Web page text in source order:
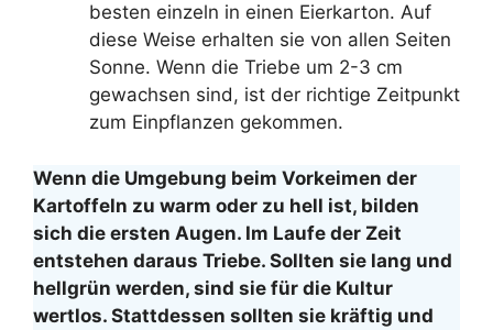
besten einzeln in einen Eierkarton. Auf
diese Weise erhalten sie von allen Seiten
Sonne. Wenn die Triebe um 2-3 cm
gewachsen sind, ist der richtige Zeitpunkt
zum Einpflanzen gekommen.
Wenn die Umgebung beim Vorkeimen der
Kartoffeln zu warm oder zu hell ist, bilden
sich die ersten Augen. Im Laufe der Zeit
entstehen daraus Triebe. Sollten sie lang und
hellgrün werden, sind sie für die Kultur
wertlos. Stattdessen sollten sie kräftig und